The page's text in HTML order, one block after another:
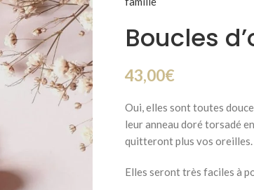
Boucles
43,00€
Oui, elles sont toutes
leur anneau doré torsadé
quitteront plus vos oreilles.
Elles seront très faciles à